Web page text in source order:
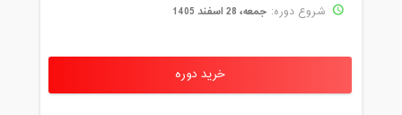
شروع دوره: جمعه، 28 اسفند 1405
خرید دوره